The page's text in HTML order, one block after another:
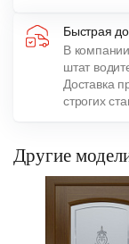
Быстрая
В
штат
Доставка
строгих
Другие